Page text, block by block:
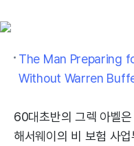
The Man Preparing
Without Warren
60대초반의 그렉 아벨
해서웨이의 비 보험 사